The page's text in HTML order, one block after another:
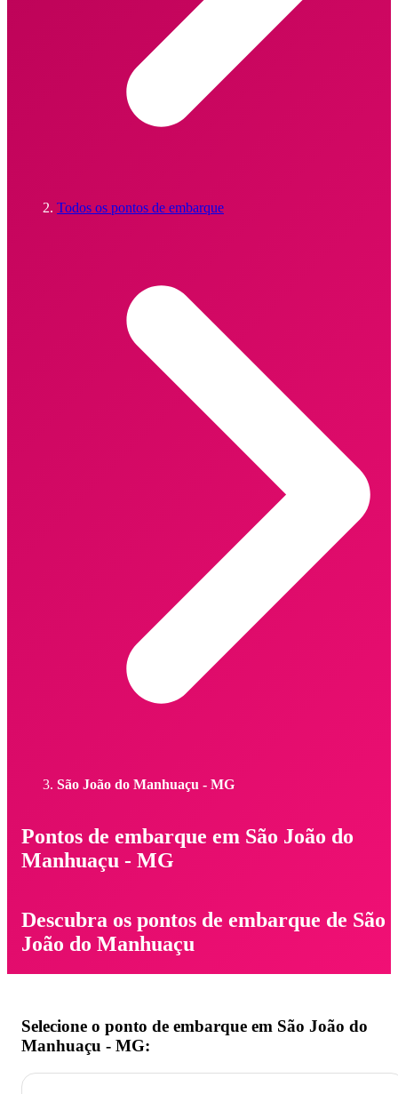
Todos os pontos de embarque
São João do Manhuaçu - MG
Pontos de embarque em São João do
Manhuaçu - MG
Descubra os pontos de embarque de São
João do Manhuaçu
Selecione o ponto de embarque em São João do
Manhuaçu - MG: